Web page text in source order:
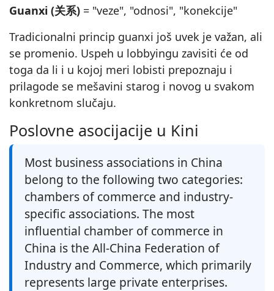
Guanxi (关系) = "veze", "odnosi", "konekcije"
Tradicionalni princip guanxi još uvek je važan, ali
se promenio. Uspeh u lobbyingu zavisiti će od
toga da li i u kojoj meri lobisti prepoznaju i
prilagode se mešavini starog i novog u svakom
konkretnom slučaju.
Poslovne asocijacije u Kini
Most business associations in China
belong to the following two categories:
chambers of commerce and industry-
specific associations. The most
influential chamber of commerce in
China is the All-China Federation of
Industry and Commerce, which primarily
represents large private enterprises.